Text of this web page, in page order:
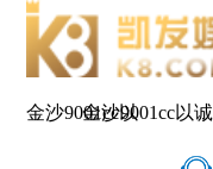
金沙9001cc以金沙9001cc以